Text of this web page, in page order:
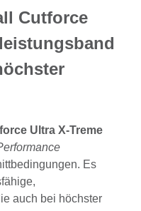
Cutforce
Ultra X-Treme
Es
auch bei höchster